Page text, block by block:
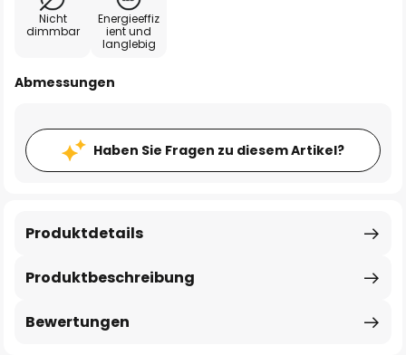
Nicht
dimmbar
Energieeffiz
ient und
langlebig
Abmessungen
Haben Sie Fragen zu diesem Artikel?
Produktbeschreibung
Produktdetails
Bewertungen